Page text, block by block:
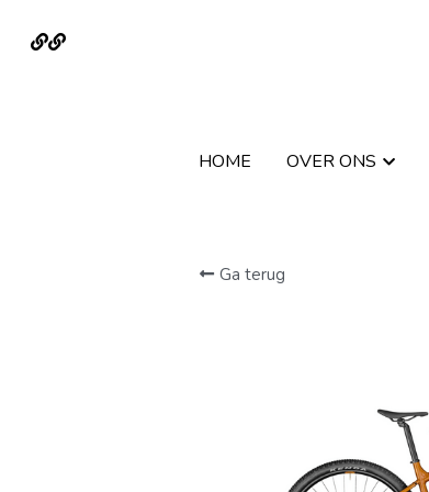
HOME OVER ONS
HOME OVER ONS
Ga terug